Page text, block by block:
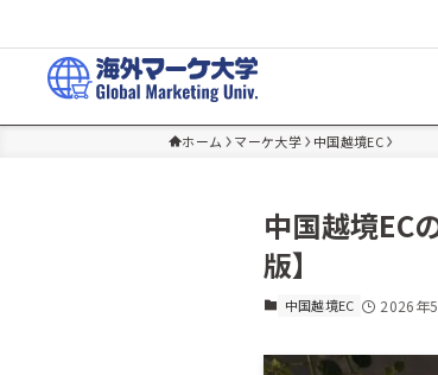
ホーム マーケ大学 中国越境EC
中国越境EC
版】
中国越境EC 2026年